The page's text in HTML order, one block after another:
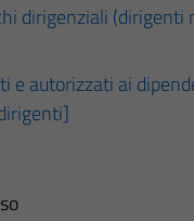
dirigenziali (dirigenti
e autorizzati ai